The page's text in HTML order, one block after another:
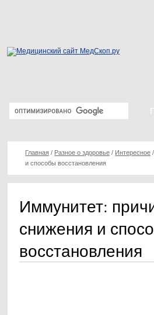
Главная / Разное о здоровье / Интересное /
и способы восстановления
Иммунитет:
снижения и
восстановления